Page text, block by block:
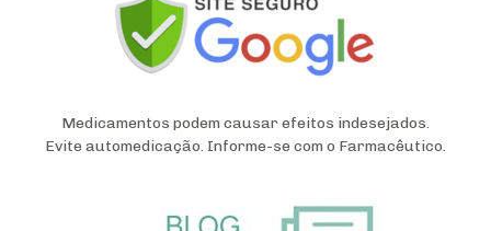
Medicamentos podem causar efeitos indesejados.
Evite automedicação. Informe-se com o Farmacêutico.